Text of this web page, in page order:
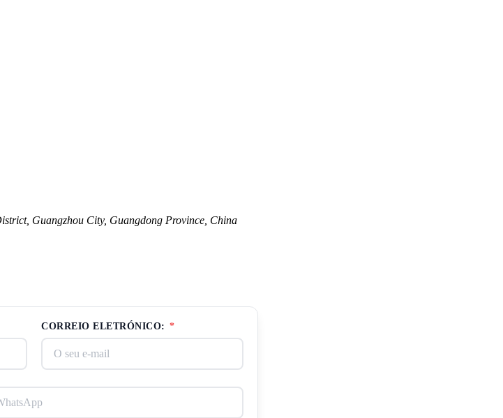
Guangzhou City, Guangdong Province, China
CORREIO ELETRÓNICO: *